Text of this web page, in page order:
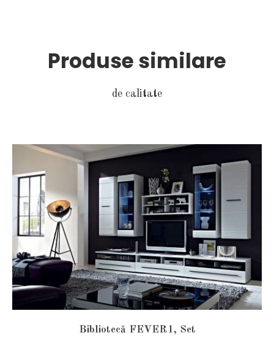
Produse similare
de calitate
Bibliotecă FEVER1, Set